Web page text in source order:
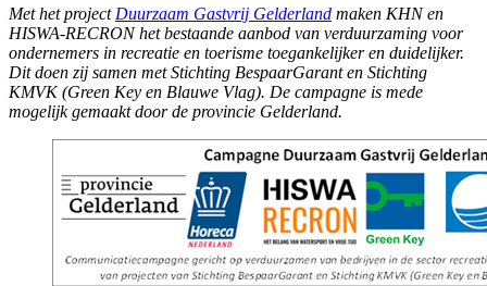
Met het project Duurzaam Gastvrij Gelderland maken KHN en
HISWA-RECRON het bestaande aanbod van verduurzaming voor
ondernemers in recreatie en toerisme toegankelijker en duidelijker.
Dit doen zij samen met Stichting BespaarGarant en Stichting
KMVK (Green Key en Blauwe Vlag). De campagne is mede
mogelijk gemaakt door de provincie Gelderland.